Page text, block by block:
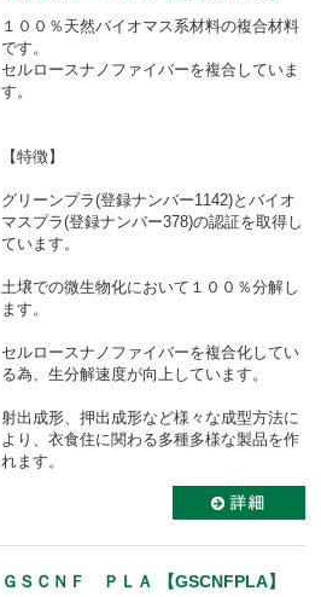
１００％天然バイオマス系材料の複合材料
です。
セルロースナノファイバーを複合していま
す。
【特徴】
グリーンプラ(登録ナンバー1142)とバイオ
マスプラ(登録ナンバー378)の認証を取得し
ています。
土壌での微生物化において１００％分解し
ます。
セルロースナノファイバーを複合化してい
る為、生分解速度が向上しています。
射出成形、押出成形など様々な成型方法に
より、衣食住に関わる多種多様な製品を作
れます。
ＧＳＣＮＦ ＰＬＡ 【GSCNFPLA】